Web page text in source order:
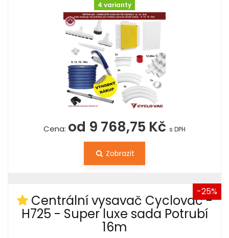
4 varianty
Cena: od 9 768,75 Kč s DPH
Zobrazit
-25%
Centrální vysavač Cyclovac -
H725 - Super luxe sada Potrubí
16m